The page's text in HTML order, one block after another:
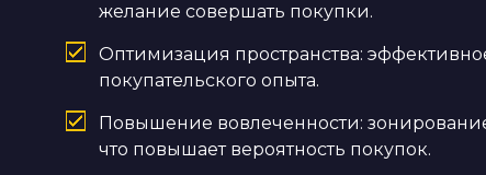
желание совершать покупки.
Оптимизация пространства:
покупательского опыта.
Повышение вовлеченности:
что повышает вероятность покупок.